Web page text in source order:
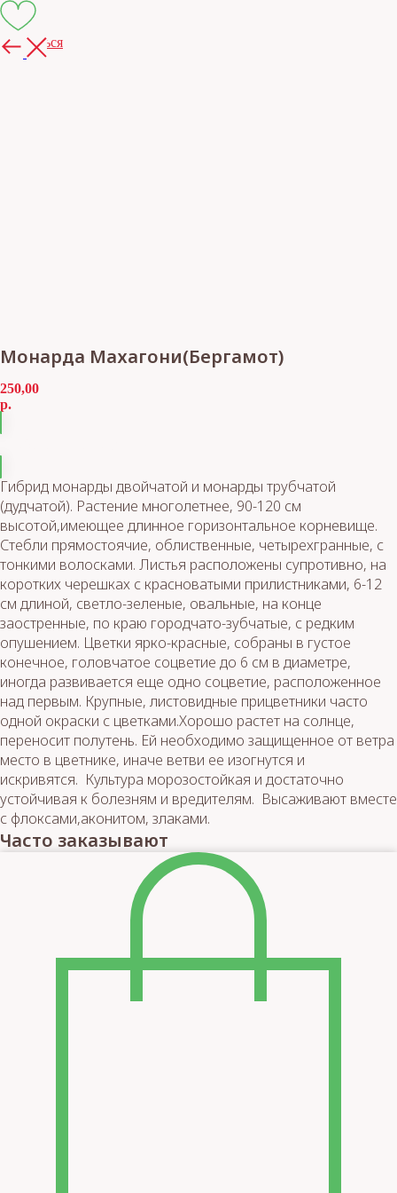
Вернуться
Монарда Махагони(Бергамот)
250,00
р.
Гибрид монарды двойчатой и монарды трубчатой
(дудчатой). Растение многолетнее, 90-120 см
высотой,имеющее длинное горизонтальное корневище.
Стебли прямостоячие, облиственные, четырехгранные, с
тонкими волосками. Листья расположены супротивно, на
коротких черешках с красноватыми прилистниками, 6-12
см длиной, светло-зеленые, овальные, на конце
заостренные, по краю городчато-зубчатые, с редким
опушением. Цветки ярко-красные, собраны в густое
конечное, головчатое соцветие до 6 см в диаметре,
иногда развивается еще одно соцветие, расположенное
над первым. Крупные, листовидные прицветники часто
одной окраски с цветками.Хорошо растет на солнце,
переносит полутень. Ей необходимо защищенное от ветра
место в цветнике, иначе ветви ее изогнутся и
искривятся. Культура морозостойкая и достаточно
устойчивая к болезням и вредителям. Высаживают вместе
с флоксами,аконитом, злаками.
Часто заказывают